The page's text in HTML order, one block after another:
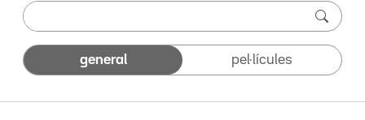
general pel·lícules